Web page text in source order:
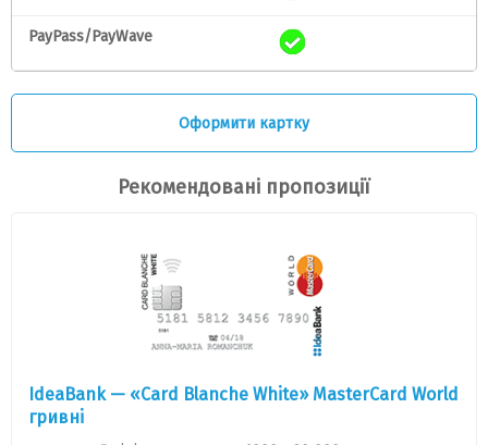
PayPass/PayWave
Оформити картку
Рекомендовані пропозиції
IdeaBank — «Card Blanche White» MasterCard World
гривнi